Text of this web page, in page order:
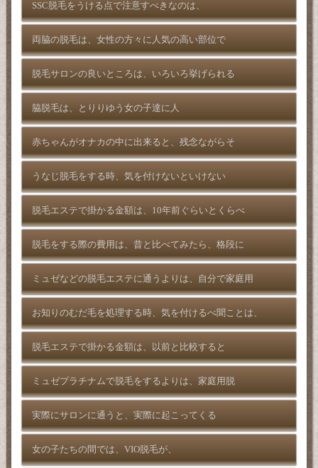
SSC脱毛をうける点で注意すべきなのは、
両脇の脱毛は、女性の方々に人気の高い部位で
脱毛サロンの良いところは、いろいろ挙げられる
脇脱毛は、とりりゆう女の子達に人
赤ちゃんがオナカの中に出来ると、残念ながらそ
うなじ脱毛をする時、気を付けないといけない
脱毛エステで掛かる金額は、10年前ぐらいとくらべ
脱毛をする際の費用は、昔と比べてみたら、格段に
ミュゼなどの脱毛エステに通うよりは、自分で家庭用
お知りのむだ毛を処理する時、気を付けるべ聞ことは、
脱毛エステで掛かる金額は、以前と比較すると
ミュゼプラチナムで脱毛をするよりは、家庭用脱
実際にサロンに通うと、実際に起こってくる
女の子たちの間では、VIO脱毛が、